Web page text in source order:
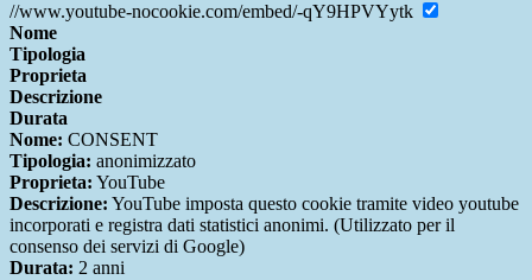
//www.youtube-nocookie.com/embed/-qY9HPVYytk
Nome
Tipologia
Proprieta
Descrizione
Durata
Nome: CONSENT
Tipologia: anonimizzato
Proprieta: YouTube
Descrizione: YouTube imposta questo cookie tramite video youtube
incorporati e registra dati statistici anonimi. (Utilizzato per il
consenso dei servizi di Google)
Durata: 2 anni